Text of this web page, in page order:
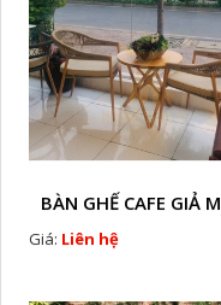
Giá: Liên hệ